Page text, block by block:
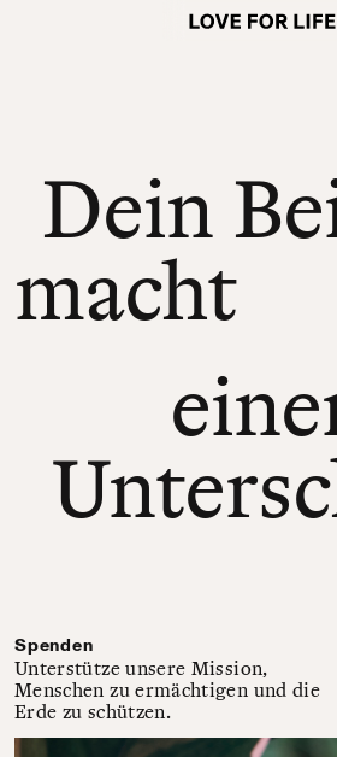
Dein
macht
Spenden
Unterstütze unsere Mission,
Menschen zu ermächtigen und die
Erde zu schützen.